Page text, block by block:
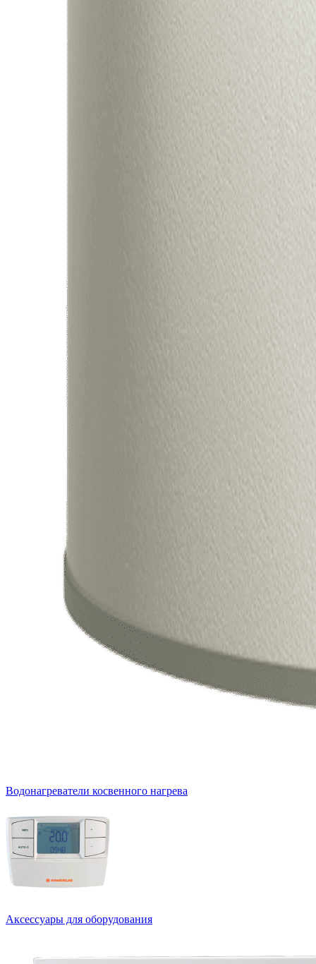
Водонагреватели косвенного нагрева
Аксессуары для оборудования